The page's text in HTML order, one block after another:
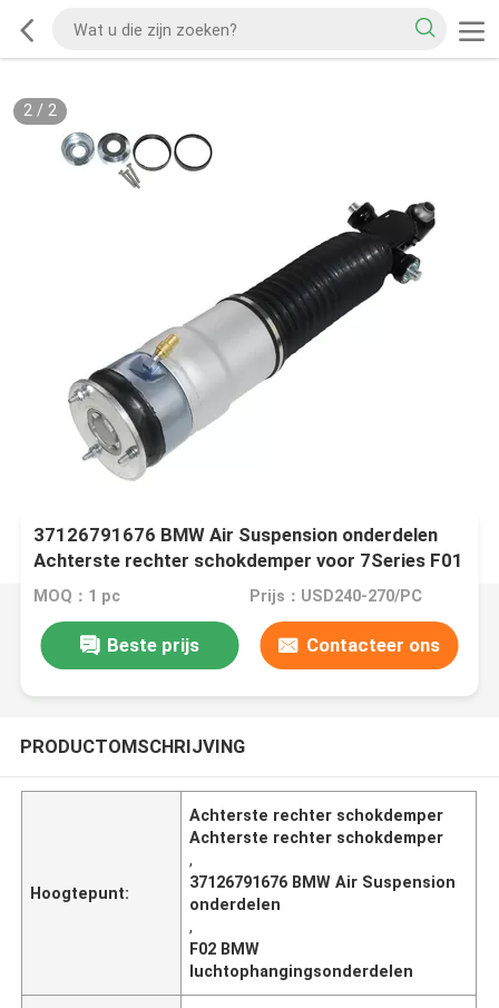
2/ 2
37126791676 BMW Air Suspension onderdelen
Achterste rechter schokdemper voor 7Series F01
F02
MOQ：1 pc Prijs：USD240-270/PC
Beste prijs Contacteer ons
PRODUCTOMSCHRIJVING
Hoogtepunt:
Achterste rechter schokdemper
Achterste rechter schokdemper
,
37126791676 BMW Air Suspension
onderdelen
,
F02 BMW
luchtophangingsonderdelen